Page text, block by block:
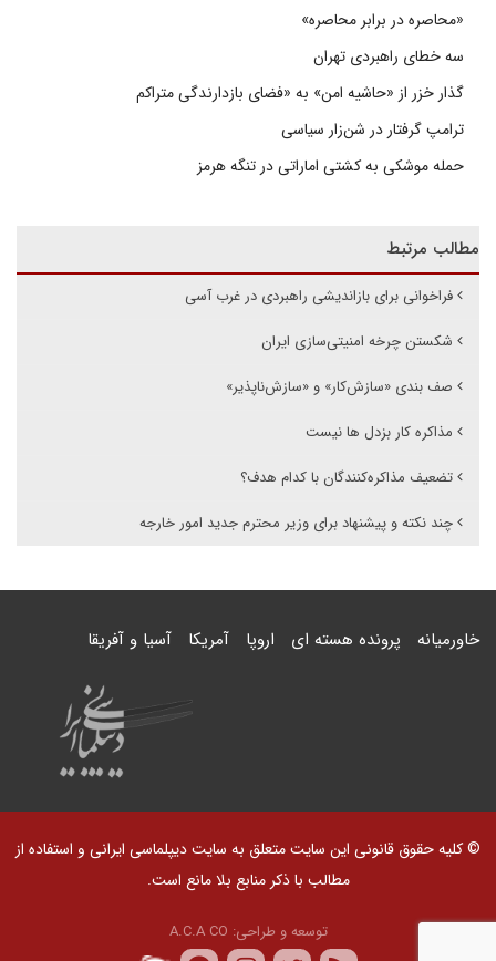
«محاصره در برابر محاصره»
سه خطای راهبردی تهران
گذار خزر از «حاشیه امن» به «فضای بازدارندگی متراکم
ترامپ گرفتار در شن‌زار سیاسی
حمله موشکی به کشتی اماراتی در تنگه هرمز
مطالب مرتبط
فراخوانی برای بازاندیشی راهبردی در غرب آسی
شکستن چرخه امنیتی‌سازی ایران
صف بندی «سازش‌کار» و «سازش‌ناپذیر»
مذاکره کار بزدل ها نیست
تضعیف مذاکره‌کنندگان با کدام هدف؟
چند نکته و پیشنهاد برای وزیر محترم جدید امور خارجه
خاورمیانه پرونده هسته ای اروپا آمریکا آسیا و آفریقا
© کلیه حقوق قانونی این سایت متعلق به سایت دیپلماسی ایرانی و استفاده از
مطالب با ذکر منابع بلا مانع است.
توسعه و طراحی: A.C.A CO